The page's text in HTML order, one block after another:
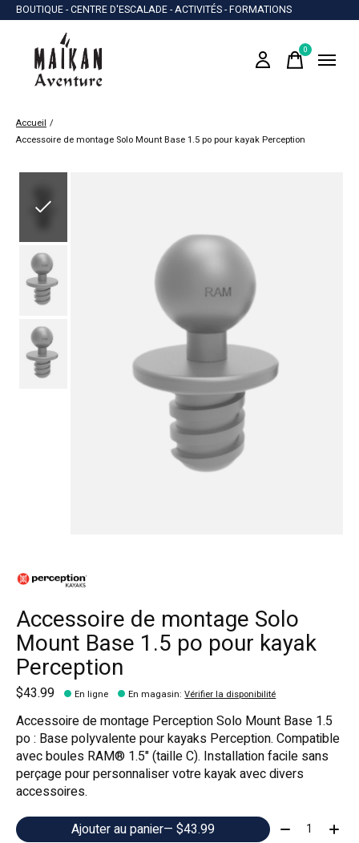
BOUTIQUE - CENTRE D'ESCALADE - ACTIVITÉS - FORMATIONS
0items
Accueil /
Accessoire de montage Solo Mount Base 1.5 po pour kayak Perception
Accessoire de montage Solo
Mount Base 1.5 po pour kayak
Perception
$43.99 En ligne En magasin:Vérifier la disponibilité
Accessoire de montage Perception Solo Mount Base 1.5
po : Base polyvalente pour kayaks Perception. Compatible
avec boules RAM® 1.5" (taille C). Installation facile sans
perçage pour personnaliser votre kayak avec divers
accessoires.
Ajouter au panier
— $43.99 Quantité: